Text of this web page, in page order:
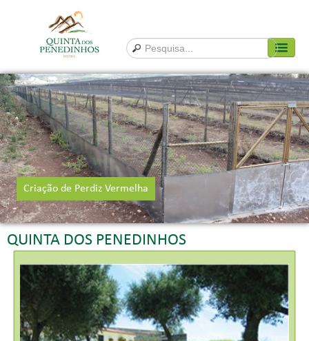
INÍCIO
QUEM SOMOS
GLOSSÁRIO
PRODUTOS E SERVIÇOS
Coelho Bravo
Perdiz Vermelha
Perdigotos
Ovos de Perdiz
Repovoamentos
CONTACTOS
TESTEMUNHOS
O BLOG
Criação de Perdiz Vermelha
QUINTA DOS PENEDINHOS